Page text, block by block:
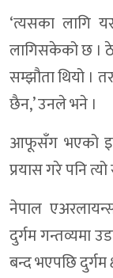
‘त्यसका लागि
लागिसकेको छ ।
सम्झौता थियो ।
छैन,’ उनले भने ।
आफूसँग भएको
प्रयास गरे पनि
नेपाल
दुर्गम गन्तव्यमा
बन्द भएपछि दुर्गम